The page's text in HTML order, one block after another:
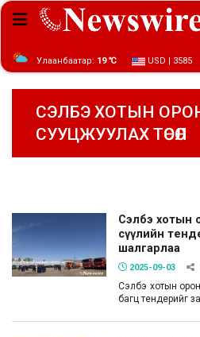
Улаанбаатар: 19 ℃ USD | 3585
СЭЛБЭ ХОТЫН
СУУЦЖУУЛАХ ТӨСӨЛ
Сэлбэ хотын
сүүлийн
шалгарлаа
2025-09-03
Сэлбэ хотын
багц тендерийг